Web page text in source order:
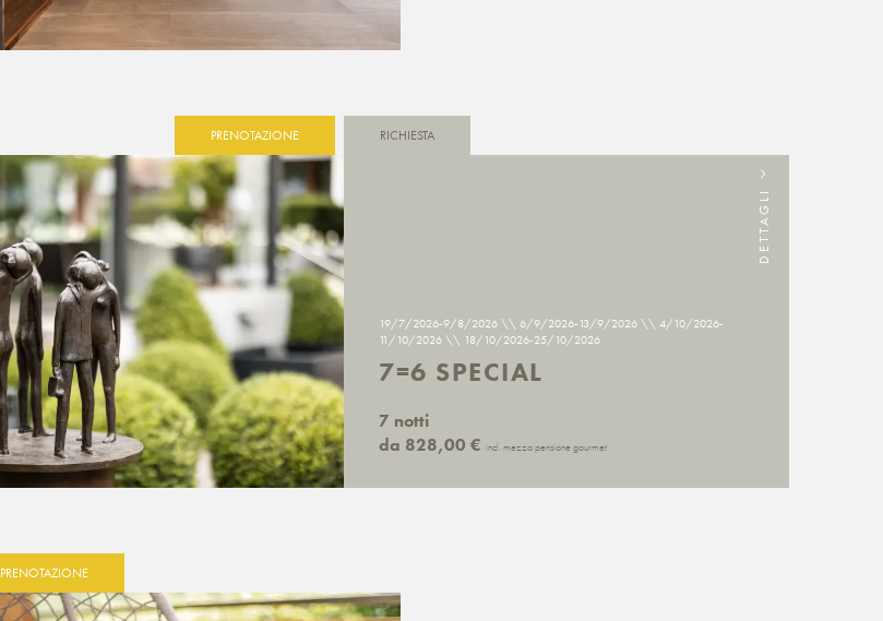
PRENOTAZIONE
19/7/2026-9/8/2026 \\ 6/9/2026-13/9/2026 \\ 4/10/2026-
11/10/2026 \\ 18/10/2026-25/10/2026
7=6 SPECIAL
7 notti
da 828,00 € incl. mezza pensione gourmet
DETTAGLI
RICHIESTA
PRENOTAZIONE